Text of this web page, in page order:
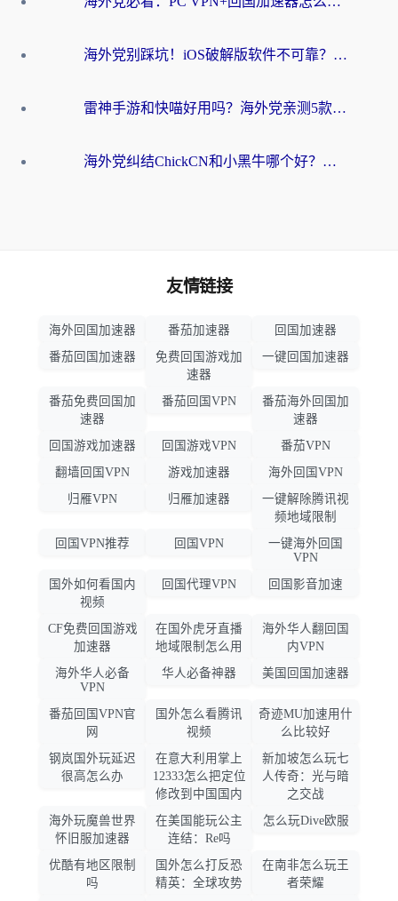
海外党别踩坑！iOS破解版软件不可靠？教你选对回国加速器无缝看国内资源
雷神手游和快喵好用吗？海外党亲测5款回国加速器，附斧牛Bling对比+微信视频号解决办法
海外党纠结ChickCN和小黑牛哪个好？一篇帮你选对回国加速器的实用指南
友情链接
海外回国加速器 番茄加速器
回国加速器
番茄回国加速器
免费回国游戏加
速器
一键回国加速器
番茄免费回国加
速器
番茄回国VPN
番茄海外回国加
速器
回国游戏加速器
回国游戏VPN
番茄VPN
翻墙回国VPN
游戏加速器
海外回国VPN
归雁VPN
归雁加速器
一键解除腾讯视
频地域限制
回国VPN推荐
回国VPN
一键海外回国
VPN
国外如何看国内
视频
回国代理VPN 回国影音加速
CF免费回国游戏
加速器
在国外虎牙直播
地域限制怎么用
海外华人翻回国
内VPN
海外华人必备
VPN
华人必备神器 美国回国加速器
番茄回国VPN官
网
国外怎么看腾讯
视频
奇迹MU加速用什
么比较好
钢岚国外玩延迟
很高怎么办
在意大利用掌上
12333怎么把定位
修改到中国国内
新加坡怎么玩七
人传奇：光与暗
之交战
海外玩魔兽世界
怀旧服加速器
在美国能玩公主
连结：Re吗
怎么玩Dive欧服
优酷有地区限制
吗
国外怎么打反恐
精英：全球攻势
在南非怎么玩王
者荣耀